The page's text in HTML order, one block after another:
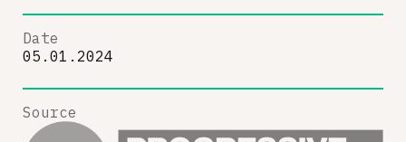
Date
05.01.2024
Source